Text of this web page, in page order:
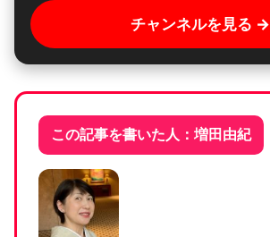
チャンネルを見る →
この記事を書いた人：増田由紀